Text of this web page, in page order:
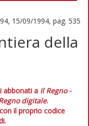
15/09/1994, pag. 535
della
abbonati a Il Regno -
digitale.
il proprio codice